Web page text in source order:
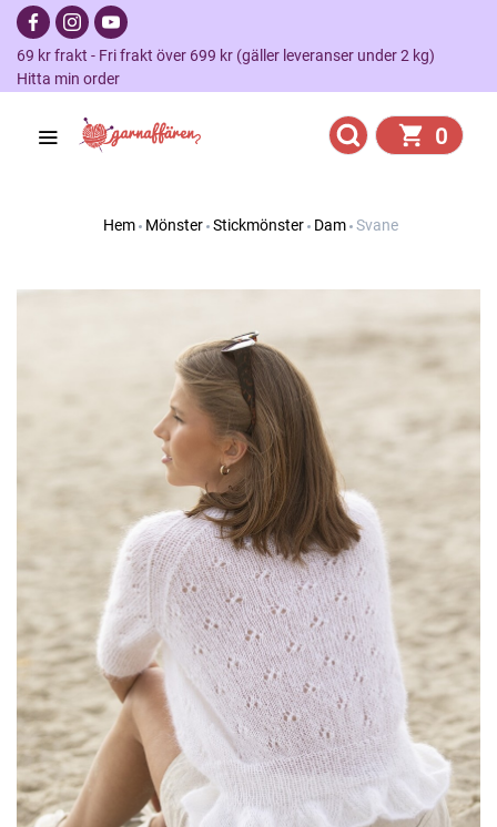
69 kr frakt - Fri frakt över 699 kr (gäller leveranser under 2 kg)
Hitta min order
0
Hem Mönster Stickmönster Dam Svane